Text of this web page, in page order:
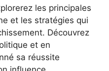
les principales
et les stratégies qui
Découvrez
et en
sa réussite